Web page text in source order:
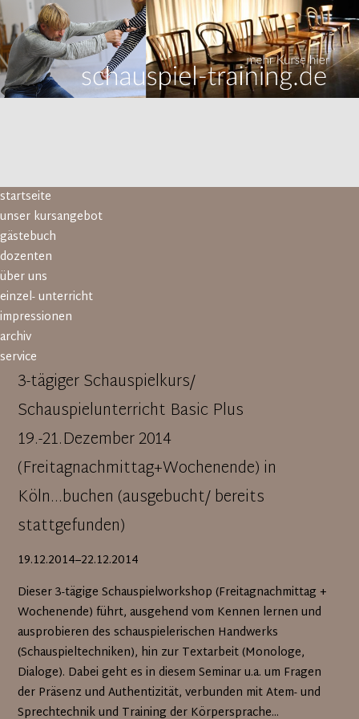
Navigation
überspringen
startseite
unser kursangebot
gästebuch
dozenten
über uns
einzel- unterricht
impressionen
archiv
service
3-tägiger Schauspielkurs/
Schauspielunterricht Basic Plus
19.-21.Dezember 2014
(Freitagnachmittag+Wochenende) in
Köln...buchen (ausgebucht/ bereits
stattgefunden)
19.12.2014–22.12.2014
Dieser 3-tägige Schauspielworkshop (Freitagnachmittag +
Wochenende) führt, ausgehend vom Kennen lernen und
ausprobieren des schauspielerischen Handwerks
(Schauspieltechniken), hin zur Textarbeit (Monologe,
Dialoge). Dabei geht es in diesem Seminar u.a. um Fragen
der Präsenz und Authentizität, verbunden mit Atem- und
Sprechtechnik und Training der Körpersprache...